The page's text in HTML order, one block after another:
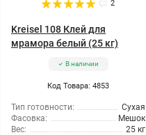
2
Kreisel 108 Клей для
мрамора белый (25 кг)
В наличии
Код Товара: 4853
Тип готовности:
Сухая
Фасовка:
Мешок
Вес:
25 кг